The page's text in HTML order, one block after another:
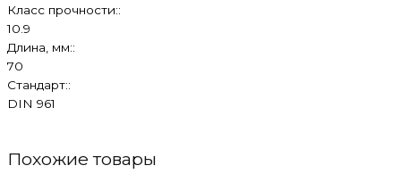
Класс прочности::
10.9
Длина, мм::
70
Стандарт::
DIN 961
Похожие товары